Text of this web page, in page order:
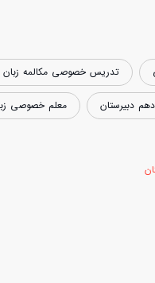
تدریس خصوصی مکالمه زبان
دبیرستان معلم خصوصی